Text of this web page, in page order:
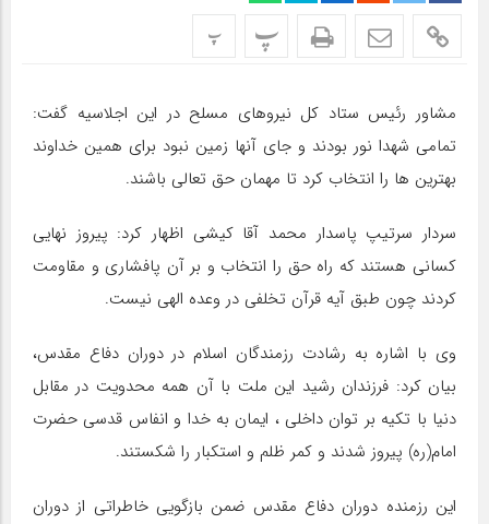
پ پ
مشاور رئیس ستاد کل نیروهای مسلح در این اجلاسیه گفت:
تمامی شهدا نور بودند و جای آنها زمین نبود برای همین خداوند
بهترین ها را انتخاب کرد تا مهمان حق تعالی باشند.
سردار سرتیپ پاسدار محمد آقا کیشی اظهار کرد: پیروز نهایی
کسانی هستند که راه حق را انتخاب و بر آن پافشاری و مقاومت
کردند چون طبق آیه قرآن تخلفی در وعده الهی نیست.
وی با اشاره به رشادت رزمندگان اسلام در دوران دفاع مقدس،
بیان کرد: فرزندان رشید این ملت با آن همه محدویت در مقابل
دنیا با تکیه بر توان داخلی ، ایمان به خدا و انفاس قدسی حضرت
امام(ره) پیروز شدند و کمر ظلم و استکبار را شکستند.
این رزمنده دوران دفاع مقدس ضمن بازگویی خاطراتی از دوران